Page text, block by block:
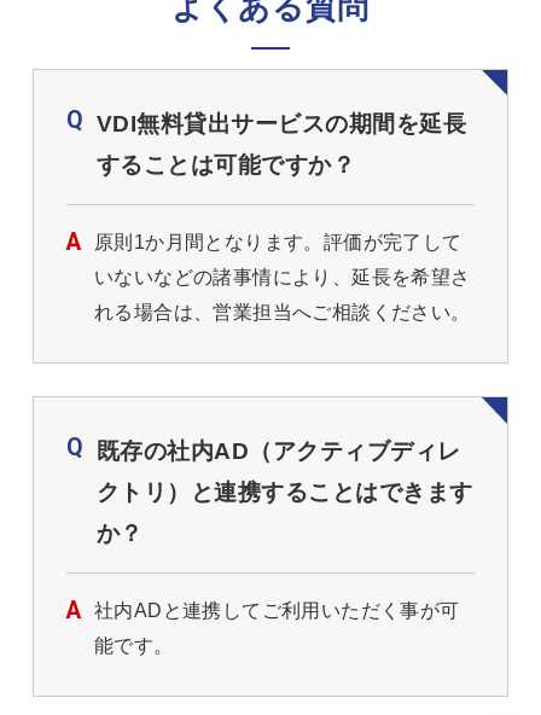
よくある質問
VDI無料貸出サービスの期間を延長
することは可能ですか？
原則1か月間となります。評価が完了して
いないなどの諸事情により、延長を希望さ
れる場合は、営業担当へご相談ください。
既存の社内AD（アクティブディレ
クトリ）と連携することはできます
か？
社内ADと連携してご利用いただく事が可
能です。